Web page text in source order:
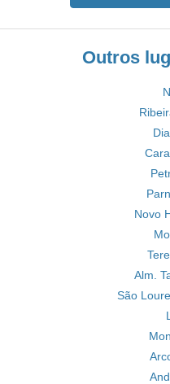
Outros
Novo
Alm.
São